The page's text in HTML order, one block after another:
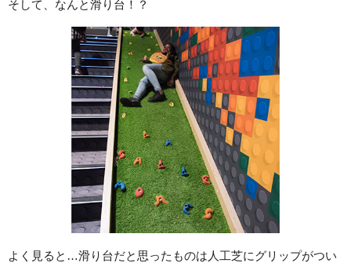
そして、なんと滑り台！？
よく見ると…滑り台だと思ったものは人工芝にグリップがつい